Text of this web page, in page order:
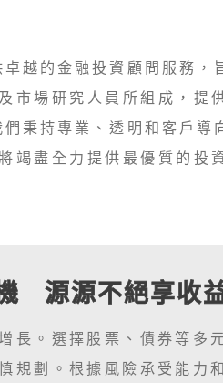
越的金融投資顧問服務，
市場研究人員所組成，提
秉持專業、透明和客戶導
竭盡全力提供最優質的投
源源不絕享收
長。選擇股票、債券等多
規劃。根據風險承受能力